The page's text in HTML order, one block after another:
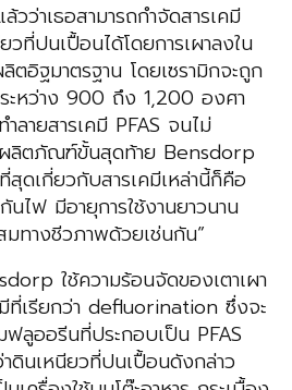
ว่าเธอสามารถกำจัดสารเคมี
ที่ปนเปื้อนได้โดยการเผาลงใน
ตอิฐมาตรฐาน โดยเซรามิกจะถูก
หว่าง 900 ถึง 1,200 องศา
ำลายสารเคมี PFAS จนไม่
ผลิตภัณฑ์ขั้นสุดท้าย Bensdorp
สุดเกี่ยวกับสารเคมีเหล่านี้ก็คือ
ไฟ มีอายุการใช้งานยาวนาน
มทางชีวภาพด้วยเช่นกัน”
ใช้ความร้อนจัดของเตาเผา
ที่เรียกว่า defluorination ซึ่งจะ
ฟลูออรีนที่ประกอบเป็น PFAS
ดินเหนียวที่ปนเปื้อนดังกล่าว